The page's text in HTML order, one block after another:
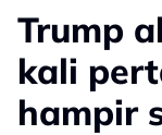
Trump
kali
hampir